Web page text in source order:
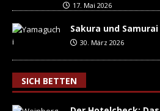
17. Mai 2026
Sakura und
30. März 2026
SICH BETTEN